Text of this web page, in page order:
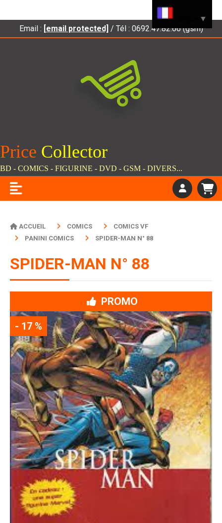
Email : [email protected] / Tél : 0692.47.82.66 (gsm)
Price Collector
BD - COMICS - FIGURINE - DVD - GSM - DIVERS...
ACCUEIL COMICS
COMICS VF
PANINI COMICS
SPIDER-MAN N° 88
SPIDER-MAN N° 88
PROMO
- 17 %
▼